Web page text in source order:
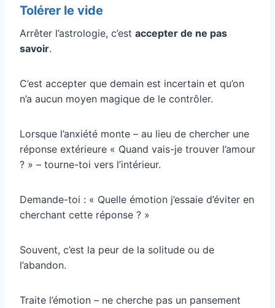
Tolérer le vide
Arrêter l’astrologie, c’est accepter de ne pas
savoir.
C’est accepter que demain est incertain et qu’on
n’a aucun moyen magique de le contrôler.
Lorsque l’anxiété monte – au lieu de chercher une
réponse extérieure « Quand vais-je trouver l’amour
? » – tourne-toi vers l’intérieur.
Demande-toi : « Quelle émotion j’essaie d’éviter en
cherchant cette réponse ? »
Souvent, c’est la peur de la solitude ou de
l’abandon.
Traite l’émotion – ne cherche pas un pansement